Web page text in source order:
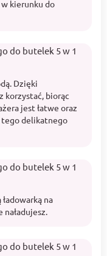
kierunku do
Dzięki
korzystać, biorąc
jest łatwe oraz
tego delikatnego
na
naładujesz.